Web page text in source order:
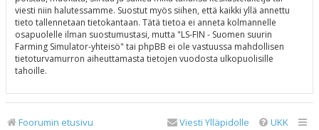
viesti niin halutessamme. Suostut myös siihen, että kaikki yllä annettu
tieto tallennetaan tietokantaan. Tätä tietoa ei anneta kolmannelle
osapuolelle ilman suostumustasi, mutta "LS-FIN - Suomen suurin
Farming Simulator-yhteisö" tai phpBB ei ole vastuussa mahdollisen
tietoturvamurron aiheuttamasta tietojen vuodosta ulkopuolisille
tahoille.
Foorumin etusivu UKK
Viesti Ylläpidolle